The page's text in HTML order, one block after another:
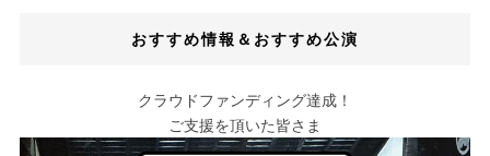
おすすめ情報＆おすすめ公演
クラウドファンディング達成！
ご支援を頂いた皆さま